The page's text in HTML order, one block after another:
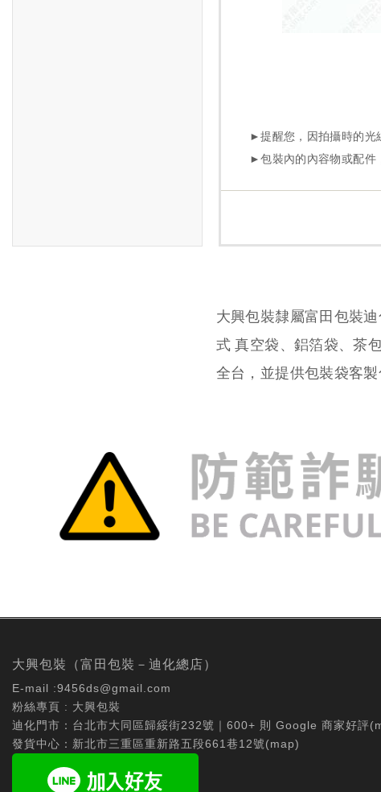
大興包裝隸屬富田包裝
式 真空袋、鋁箔袋、茶
全台，並提供包裝袋客
大興包裝（富田包裝－迪化總店）
E-mail :9456ds@gmail.com
粉絲專頁 : 大興包裝
迪化門市：台北市大同區歸綏街232號｜600+ 則 Google 商家好評(
發貨中心：新北市三重區重新路五段661巷12號(map)